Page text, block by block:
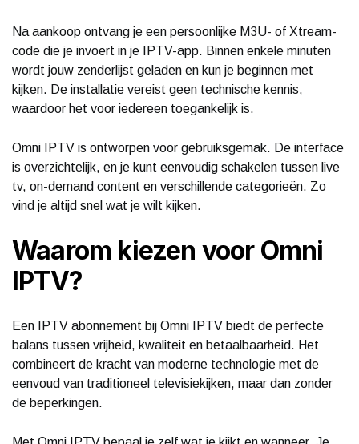
Na aankoop ontvang je een persoonlijke M3U- of Xtream-
code die je invoert in je IPTV-app. Binnen enkele minuten
wordt jouw zenderlijst geladen en kun je beginnen met
kijken. De installatie vereist geen technische kennis,
waardoor het voor iedereen toegankelijk is.
Omni IPTV is ontworpen voor gebruiksgemak. De interface
is overzichtelijk, en je kunt eenvoudig schakelen tussen live
tv, on-demand content en verschillende categorieën. Zo
vind je altijd snel wat je wilt kijken.
Waarom kiezen voor Omni
IPTV?
Een IPTV abonnement bij Omni IPTV biedt de perfecte
balans tussen vrijheid, kwaliteit en betaalbaarheid. Het
combineert de kracht van moderne technologie met de
eenvoud van traditioneel televisiekijken, maar dan zonder
de beperkingen.